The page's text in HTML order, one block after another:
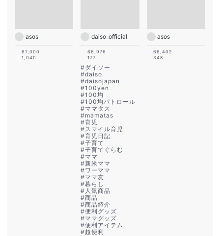
asos
67,000
1,040
daiso_official
66,976
177
#ダイソー
#daiso
#daisojapan
#100yen
#100均
#100均パトロール
#ママタス
#mamatas
#育児
#スマイル育児
#育児日記
#子育て
#子育てぐらむ
#ママ
#新米ママ
#ワーママ
#ママ友
#暮らし
# 人気商品
#商品
#商品紹介
#便利グッズ
#ママグッズ
#便利アイテム
#超便利
asos
66,402
348